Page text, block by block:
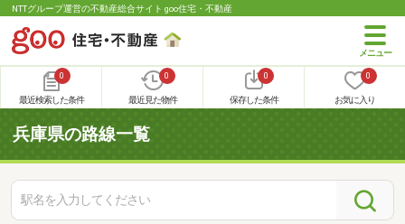
NTTグループ運営の不動産総合サイト goo住宅・不動産
0
最近検索した条件
0
最近見た物件
0
保存した条件
0
お気に入り
兵庫県の路線一覧